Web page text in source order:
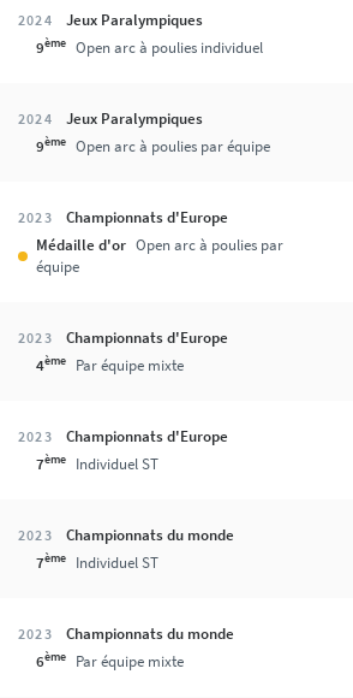
2024 Jeux Paralympiques
9ème Open arc à poulies individuel
2024 Jeux Paralympiques
9ème Open arc à poulies par équipe
2023 Championnats d'Europe
Médaille d'or Open arc à poulies par
équipe
2023 Championnats d'Europe
4ème Par équipe mixte
2023 Championnats d'Europe
7ème Individuel ST
2023 Championnats du monde
7ème Individuel ST
2023 Championnats du monde
6ème Par équipe mixte